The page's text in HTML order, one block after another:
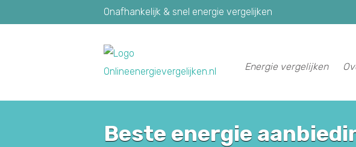
Onafhankelijk & snel energie vergelijken
Energie vergelijken
Beste energie